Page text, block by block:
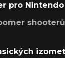
pro